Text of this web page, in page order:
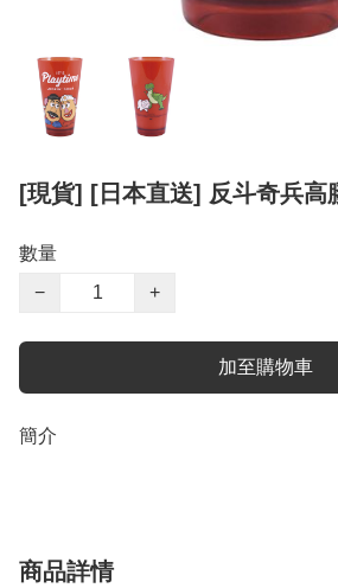
[現貨] [日本直送] 反斗奇兵高
數量
−
+
加至購物車
簡介
商品詳情